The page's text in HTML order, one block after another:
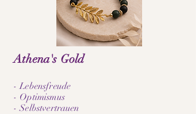
Athena's Gold
- Lebensfreude
- Optimismus
- Selbstvertrauen